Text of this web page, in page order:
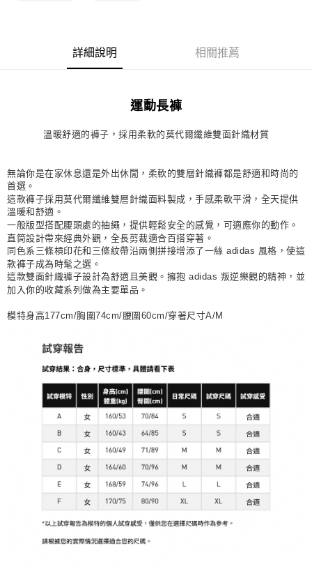
每筆NT$80，滿NT$1,500(含以上)免運費
詳細說明 相關推薦
運動長褲
溫暖舒適的褲子，採用柔軟的莫代爾纖維雙面針織材質
無論你是在家休息還是外出休閒，柔軟的雙層針織褲都是舒適和時尚的
首選。
這款褲子採用莫代爾纖維雙層針織面料製成，手感柔軟平滑，全天提供
溫暖和舒適。
一般版型搭配腰頭處的抽繩，提供輕鬆安全的感覺，可適應你的動作。
直筒設計帶來經典外觀，全長剪裁適合百搭穿著。
同色系三條槓印花和三條紋帶沿兩側拼接增添了一絲 adidas 風格，使這
款褲子成為時髦之選。
這款雙面針織褲子設計為舒適且美觀。擁抱 adidas 叛逆樂觀的精神，並
加入你的收藏系列做為主要單品。
模特身高177cm/胸圍74cm/腰圍60cm/穿著尺寸A/M